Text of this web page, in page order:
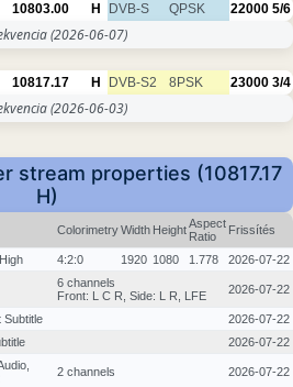
10803.00 H DVB-S QPSK 22000 5/6
(2026-06-07)
10817.17 H DVB-S2 8PSK 23000 3/4
(2026-06-03)
stream properties (10817.17
H)
ColorimetryWidth HeightAspect
Ratio
Frissítés
4:2:0 1920 1080 1.778 2026-07-22
6 channels
Front: L C R, Side: L R, LFE
2026-07-22
Subtitle
2026-07-22
2026-07-22
2 channels 2026-07-22